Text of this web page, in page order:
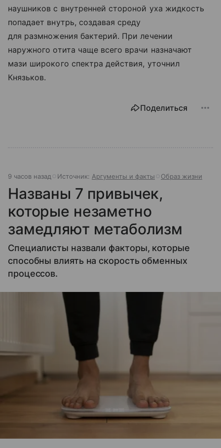
наушников с внутренней стороной уха жидкость
попадает внутрь, создавая среду
для размножения бактерий. При лечении
наружного отита чаще всего врачи назначают
мази широкого спектра действия, уточнил
Князьков.
Поделиться
9 часов назад Источник: Аргументы и факты Образ жизни
Названы 7 привычек,
которые незаметно
замедляют метаболизм
Специалисты назвали факторы, которые
способны влиять на скорость обменных
процессов.